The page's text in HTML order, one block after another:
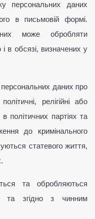
персональних даних
в письмовій формі.
може обробляти
в обсязі, визначених у
даних про
релігійні або
політичних партіях та
до кримінального
статевого життя,
та обробляються
та згідно з чинним